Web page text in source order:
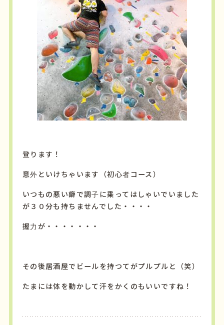
登ります！
意外といけちゃいます（初心者コース）
いつもの悪い癖で調子に乗ってはしゃいでいました
が３０分も持ちませんでした・・・・
握力が・・・・・・・
その後居酒屋でビールを持つてがプルプルと（笑）
たまには体を動かして汗をかくのもいいですね！